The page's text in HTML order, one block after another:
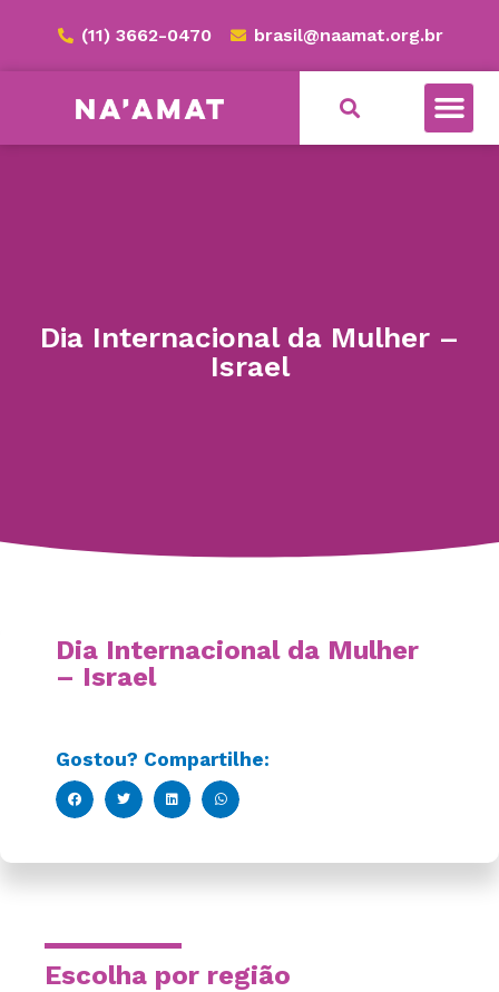
(11) 3662-0470 brasil@naamat.org.br
Dia Internacional da Mulher –
Israel
Dia Internacional da Mulher
– Israel
Gostou? Compartilhe:
Escolha por região